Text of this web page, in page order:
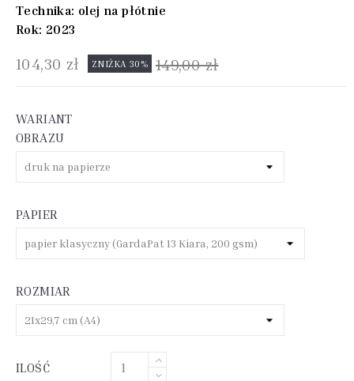
Technika: olej na płótnie
Rok: 2023
104,30 zł ZNIŻKA 30% 149,00 zł
WARIANT
OBRAZU
PAPIER
ROZMIAR
ILOŚĆ